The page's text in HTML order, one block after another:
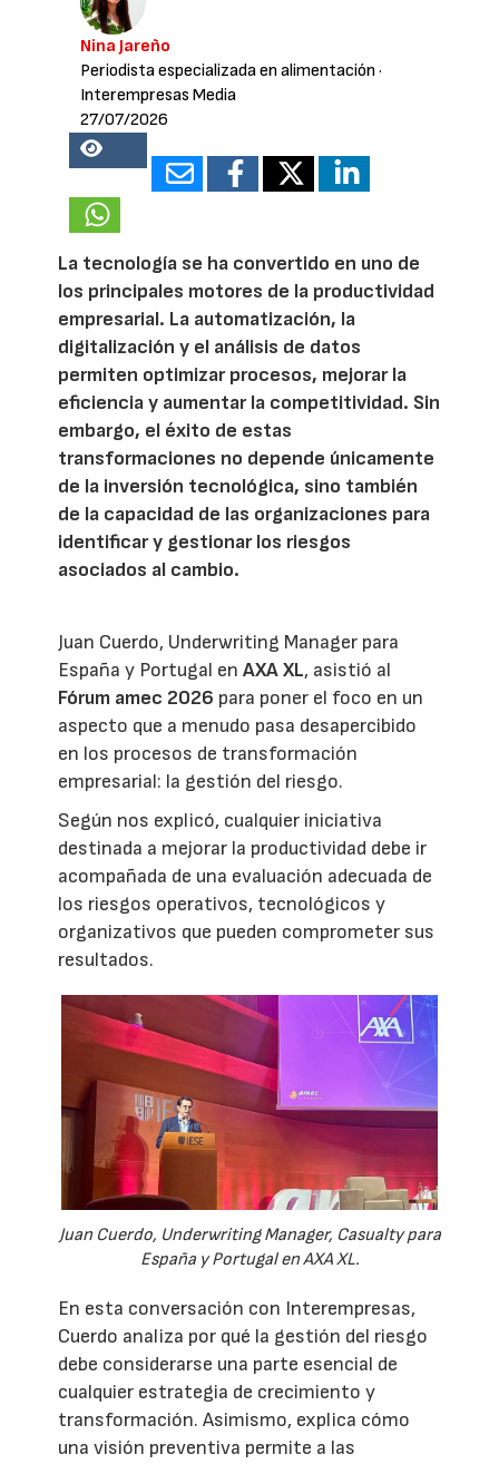
Nina Jareño
Periodista especializada en alimentación ·
Interempresas Media
27/07/2026
16938
La tecnología se ha convertido en uno de
los principales motores de la productividad
empresarial. La automatización, la
digitalización y el análisis de datos
permiten optimizar procesos, mejorar la
eficiencia y aumentar la competitividad. Sin
embargo, el éxito de estas
transformaciones no depende únicamente
de la inversión tecnológica, sino también
de la capacidad de las organizaciones para
identificar y gestionar los riesgos
asociados al cambio.
Juan Cuerdo, Underwriting Manager para
España y Portugal enAXA XL, asistió al
Fórum amec 2026 para poner el foco en un
aspecto que a menudo pasa desapercibido
en los procesos de transformación
empresarial: la gestión del riesgo.
Según nos explicó, cualquier iniciativa
destinada a mejorar la productividad debe ir
acompañada de una evaluación adecuada de
los riesgos operativos, tecnológicos y
organizativos que pueden comprometer sus
resultados.
Juan Cuerdo, Underwriting Manager, Casualty para
España y Portugal en AXA XL.
En esta conversación con Interempresas,
Cuerdo analiza por qué la gestión del riesgo
debe considerarse una parte esencial de
cualquier estrategia de crecimiento y
transformación. Asimismo, explica cómo
una visión preventiva permite a las